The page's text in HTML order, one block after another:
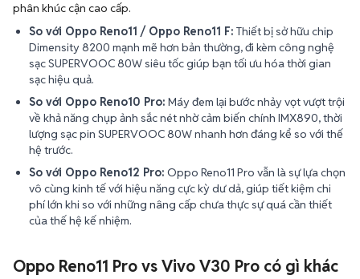
phân khúc cận cao cấp.
So với Oppo Reno11 / Oppo Reno11 F: Thiết bị sở hữu chip
Dimensity 8200 mạnh mẽ hơn bản thường, đi kèm công nghệ
sạc SUPERVOOC 80W siêu tốc giúp bạn tối ưu hóa thời gian
sạc hiệu quả.
So với Oppo Reno10 Pro: Máy đem lại bước nhảy vọt vượt trội
về khả năng chụp ảnh sắc nét nhờ cảm biến chính IMX890, thời
lượng sạc pin SUPERVOOC 80W nhanh hơn đáng kể so với thế
hệ trước.
So với Oppo Reno12 Pro: Oppo Reno11 Pro vẫn là sự lựa chọn
vô cùng kinh tế với hiệu năng cực kỳ dư dả, giúp tiết kiệm chi
phí lớn khi so với những nâng cấp chưa thực sự quá cần thiết
của thế hệ kế nhiệm.
Oppo Reno11 Pro vs Vivo V30 Pro có gì khác